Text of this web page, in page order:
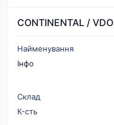
CONTINENTAL / VDO
Найменування
Інфо
Склад
К-cть